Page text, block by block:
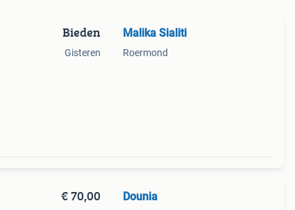
Bieden
Gisteren
Malika Sialiti
Roermond
€ 70,00 Dounia